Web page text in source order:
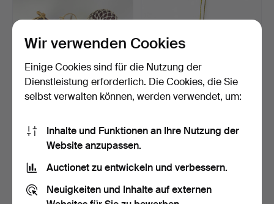
Ein Satz von 12
handgeblasenen
Glasschwimm…
Beendet 15. Dez 2024
4 Gebote
KEIN BORG (1925-2017).
Weihnachts-Tannenku…
4 Gebote
Wir verwenden Cookies
Einige Cookies sind für die Nutzung der
Dienstleistung erforderlich. Die Cookies, die Sie
selbst verwalten können, werden verwendet, um:
Inhalte und Funktionen an Ihre Nutzung der
Website anzupassen.
Auctionet zu entwickeln und verbessern.
Neuigkeiten und Inhalte auf externen